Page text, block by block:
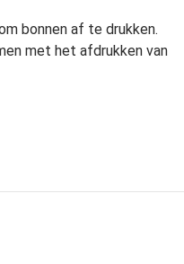
bonnen af te drukken.
met het afdrukken van